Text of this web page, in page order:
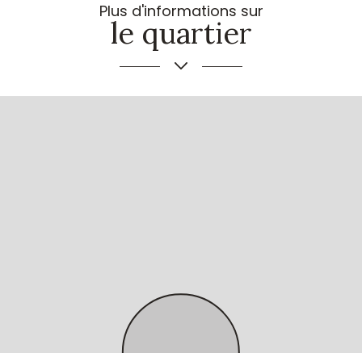
Plus d'informations sur
le quartier